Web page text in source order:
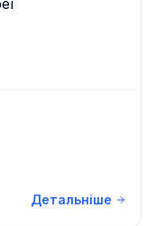
Детальніше